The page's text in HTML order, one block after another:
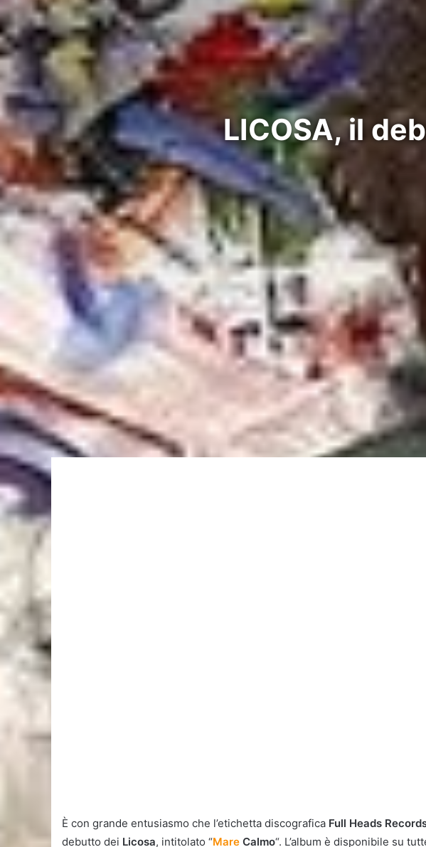
LICOSA, il
È con grande entusiasmo che l’etichetta discografica Full Heads
debutto dei Licosa, intitolato “Mare Calmo“. L’album è disponibile su